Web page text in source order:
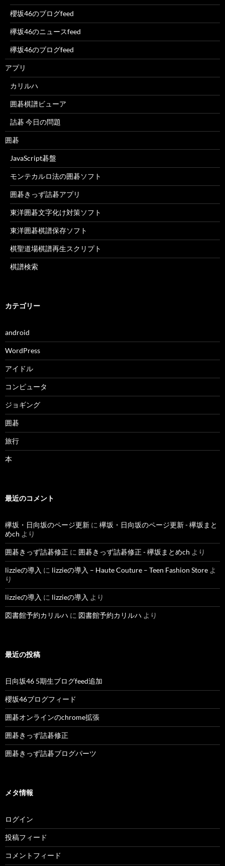
櫻坂46のブログfeed
欅坂46のニュースfeed
欅坂46のブログfeed
アプリ
カリルハ
囲碁棋譜ビューア
詰碁 今日の問題
囲碁
JavaScript碁盤
モンテカルロ法の囲碁ソフト
囲碁きっず詰碁アプリ
東洋囲碁文字化け対策ソフト
東洋囲碁棋譜保存ソフト
棋聖道場棋譜再生スクリプト
棋譜検索
カテゴリー
android
WordPress
アイドル
コンピュータ
ジョギング
囲碁
旅行
本
最近のコメント
欅坂・日向坂のページ更新 に 欅坂・日向坂のページ更新 - 欅坂まと
めch より
囲碁きっず詰碁修正 に 囲碁きっず詰碁修正 - 欅坂まとめch より
lizzieの導入 に lizzieの導入 – Haute Couture – Teen Fashion Store よ
り
lizzieの導入 に lizzieの導入 より
図書館予約カリルハ に 図書館予約カリルハ より
最近の投稿
日向坂46 5期生ブログfeed追加
櫻坂46ブログフィード
囲碁オンラインのchrome拡張
囲碁きっず詰碁修正
囲碁きっず詰碁ブログパーツ
メタ情報
ログイン
投稿フィード
コメントフィード